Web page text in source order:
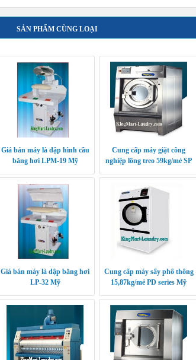
SẢN PHẨM CÙNG LOẠI
Giá bán máy là dập hình cầu
bằng hơi LPM-19 Mỹ
Cung cấp máy giặt công
nghiệp lồng treo 59kg/mẻ SP
Giá bán máy là dập bằng hơi
LP-32 Mỹ
Cung cấp máy sấy phổ thông
15,87kg/mẻ PD series Mỹ